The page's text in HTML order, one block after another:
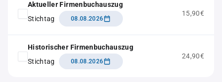
Aktueller Firmenbuchauszug
Stichtag
08.08.2026
15,90€
Historischer Firmenbuchauszug
Stichtag
08.08.2026
24,90€